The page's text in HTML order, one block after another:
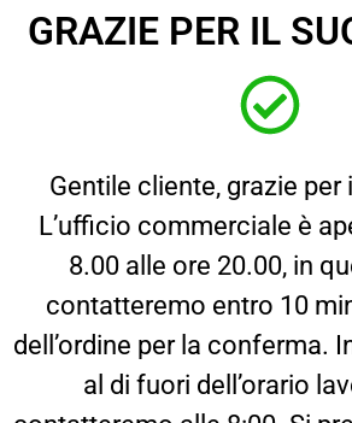
GRAZIE PER IL
Gentile cliente, grazie per
L’ufficio commerciale è
8.00 alle ore 20.00, in
contatteremo entro 10
dell’ordine per la conferma.
al di fuori dell’orario